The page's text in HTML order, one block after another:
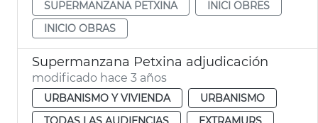
SUPERMANZANA PETXINA
INICI OBRES
INICIO OBRAS
Supermanzana Petxina adjudicación
modificado hace 3 años
URBANISMO Y VIVIENDA
URBANISMO